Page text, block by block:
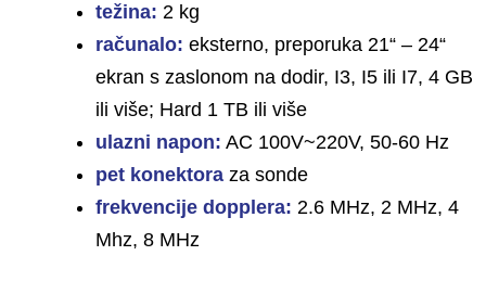
težina: 2 kg
računalo: eksterno, preporuka 21“ – 24“
ekran s zaslonom na dodir, I3, I5 ili I7, 4 GB
ili više; Hard 1 TB ili više
ulazni napon: AC 100V~220V, 50-60 Hz
pet konektora za sonde
frekvencije dopplera: 2.6 MHz, 2 MHz, 4
Mhz, 8 MHz